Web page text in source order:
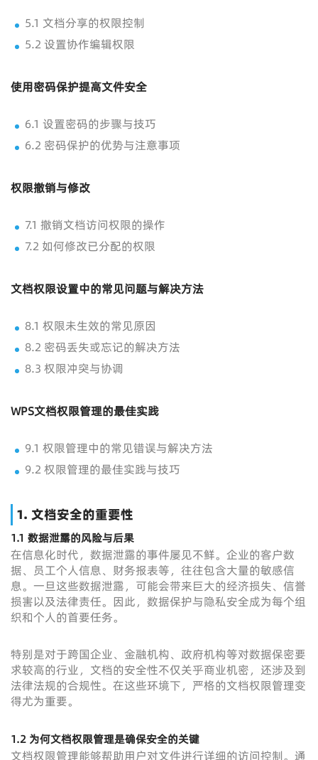
5.1 文档分享的权限控制
5.2 设置协作编辑权限
使用密码保护提高文件安全
6.1 设置密码的步骤与技巧
6.2 密码保护的优势与注意事项
权限撤销与修改
7.1 撤销文档访问权限的操作
7.2 如何修改已分配的权限
文档权限设置中的常见问题与解决方法
8.1 权限未生效的常见原因
8.2 密码丢失或忘记的解决方法
8.3 权限冲突与协调
WPS文档权限管理的最佳实践
9.1 权限管理中的常见错误与解决方法
9.2 权限管理的最佳实践与技巧
1. 文档安全的重要性
1.1 数据泄露的风险与后果
在信息化时代，数据泄露的事件屡见不鲜。企业的客户数
据、员工个人信息、财务报表等，往往包含大量的敏感信
息。一旦这些数据泄露，可能会带来巨大的经济损失、信誉
损害以及法律责任。因此，数据保护与隐私安全成为每个组
织和个人的首要任务。
特别是对于跨国企业、金融机构、政府机构等对数据保密要
求较高的行业，文档的安全性不仅关乎商业机密，还涉及到
法律法规的合规性。在这些环境下，严格的文档权限管理变
得尤为重要。
1.2 为何文档权限管理是确保安全的关键
文档权限管理能够帮助用户对文件进行详细的访问控制。通